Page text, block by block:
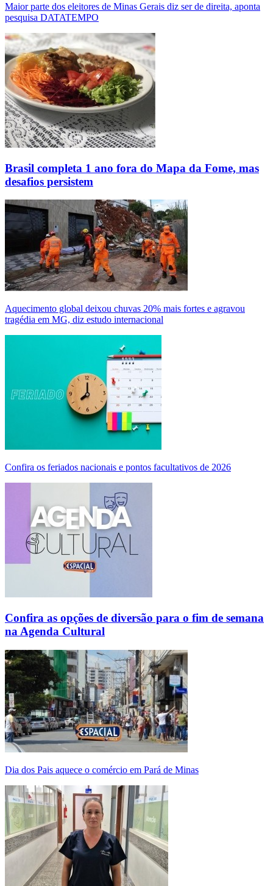
Maior parte dos eleitores de Minas Gerais diz ser de direita, aponta
pesquisa DATATEMPO
Brasil completa 1 ano fora do Mapa da Fome, mas
desafios persistem
Aquecimento global deixou chuvas 20% mais fortes e agravou
tragédia em MG, diz estudo internacional
Confira os feriados nacionais e pontos facultativos de 2026
Confira as opções de diversão para o fim de semana
na Agenda Cultural
Dia dos Pais aquece o comércio em Pará de Minas